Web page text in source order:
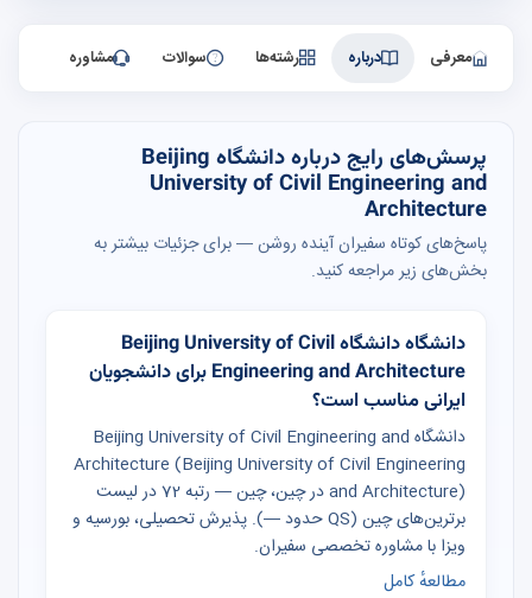
معرفی درباره رشته‌ها سوالات مشاوره
پرسش‌های رایج درباره دانشگاه Beijing
University of Civil Engineering and
Architecture
پاسخ‌های کوتاه سفیران آینده روشن — برای جزئیات بیشتر به
بخش‌های زیر مراجعه کنید.
دانشگاه دانشگاه Beijing University of Civil
Engineering and Architecture برای دانشجویان
ایرانی مناسب است؟
دانشگاه Beijing University of Civil Engineering and
Architecture (Beijing University of Civil Engineering
and Architecture) در چین، چین — رتبه 72 در لیست
برترین‌های چین (QS حدود —). پذیرش تحصیلی، بورسیه و
ویزا با مشاوره تخصصی سفیران.
مطالعهٔ کامل